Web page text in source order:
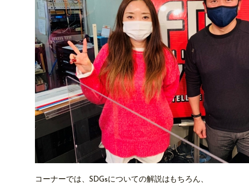
コーナーでは、SDGsについての解説はもちろん、